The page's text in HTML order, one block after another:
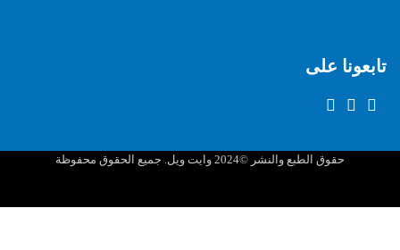
تابعونا على
حقوق الطبع والنشر ©2024 وايت ويل. جميع الحقوق محفوظة